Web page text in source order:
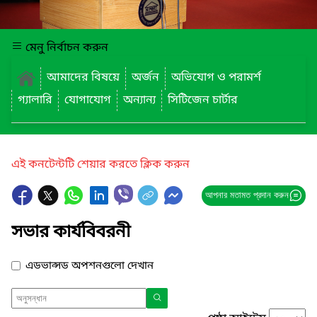
মেনু নির্বাচন করুন
আমাদের বিষয়ে
অর্জন
অভিযোগ ও পরামর্শ
গ্যালারি
যোগাযোগ অন্যান্য সিটিজেন চার্টার
এই কনটেন্টটি শেয়ার করতে ক্লিক করুন
আপনার মতামত প্রদান করুন
সভার কার্যবিবরনী
এডভান্সড অপশনগুলো দেখান